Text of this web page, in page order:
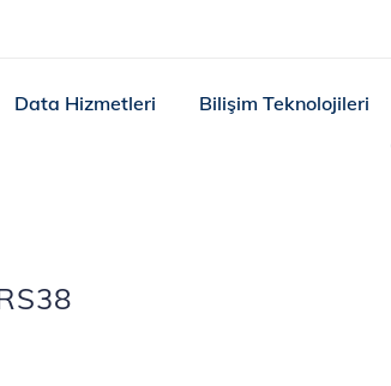
Data Hizmetleri Bilişim Teknolojileri